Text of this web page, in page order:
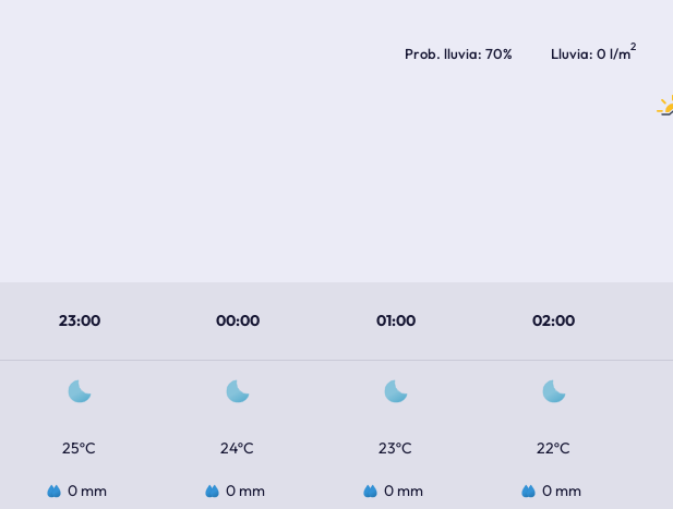
Prob. lluvia 70% Lluvia 0 l/m2
23:00 00:00 01:00 02:00
25ºC 24ºC 23ºC 22ºC
0 mm 0 mm 0 mm 0 mm